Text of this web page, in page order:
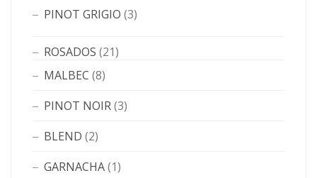
PINOT GRIGIO (3)
ROSADOS (21)
MALBEC (8)
PINOT NOIR(3)
BLEND (2)
GARNACHA(1)